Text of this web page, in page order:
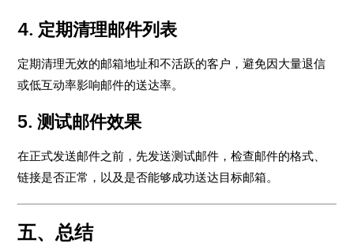
4. 定期清理邮件列表
定期清理无效的邮箱地址和不活跃的客户，避免因大量退信
或低互动率影响邮件的送达率。
5. 测试邮件效果
在正式发送邮件之前，先发送测试邮件，检查邮件的格式、
链接是否正常，以及是否能够成功送达目标邮箱。
五、总结